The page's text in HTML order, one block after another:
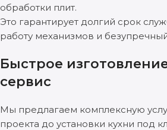
обработки плит.
Это гарантирует долгий срок
работу механизмов и
Быстрое
сервис
Мы предлагаем комплексную
проекта до установки кухни под